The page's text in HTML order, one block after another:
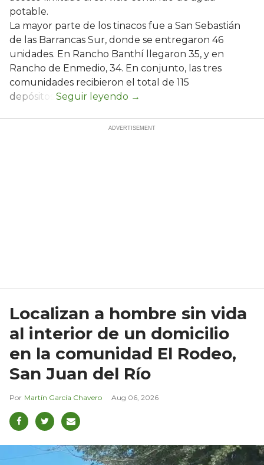
potable.
La mayor parte de los tinacos fue a San Sebastián
de las Barrancas Sur, donde se entregaron 46
unidades. En Rancho Banthí llegaron 35, y en
Rancho de Enmedio, 34. En conjunto, las tres
comunidades recibieron el total de 115
depósitos.
Localizan a hombre sin vida
al interior de un domicilio
en la comunidad El Rodeo,
San Juan del Río
Martín García Chavero Aug 06, 2026